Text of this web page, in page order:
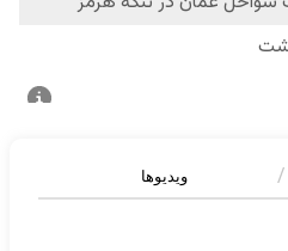
ویدیوها